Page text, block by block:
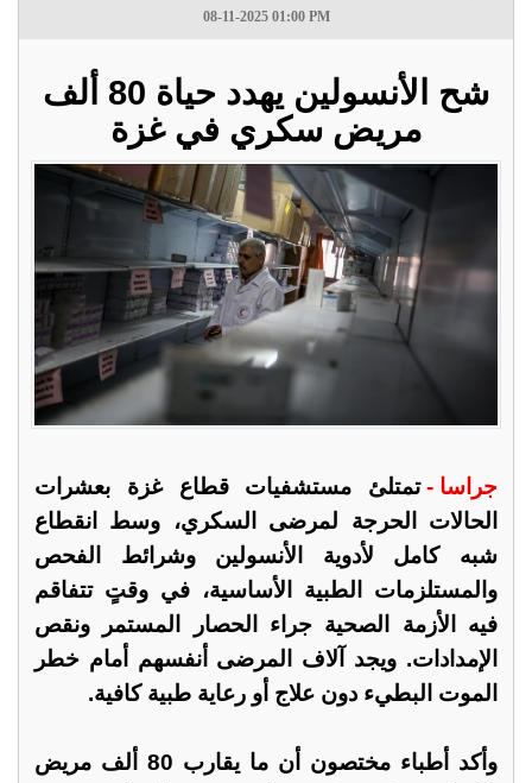
08-11-2025 01:00 PM
شح الأنسولين يهدد حياة 80 ألف
مريض سكري في غزة
جراسا - تمتلئ مستشفيات قطاع غزة بعشرات
الحالات الحرجة لمرضى السكري، وسط انقطاع
شبه كامل لأدوية الأنسولين وشرائط الفحص
والمستلزمات الطبية الأساسية، في وقتٍ تتفاقم
فيه الأزمة الصحية جراء الحصار المستمر ونقص
الإمدادات. ويجد آلاف المرضى أنفسهم أمام خطر
الموت البطيء دون علاج أو رعاية طبية كافية.
وأكد أطباء مختصون أن ما يقارب 80 ألف مريض